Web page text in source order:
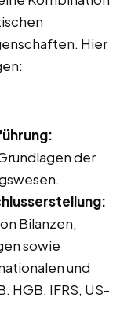
Hier
der
Bilanzen,
sowie
und
HGB, IFRS, US-